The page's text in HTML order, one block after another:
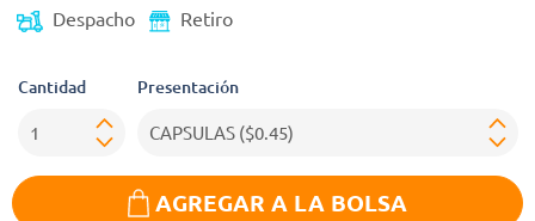
Despacho Retiro
Cantidad Presentación
AGREGAR A LA BOLSA